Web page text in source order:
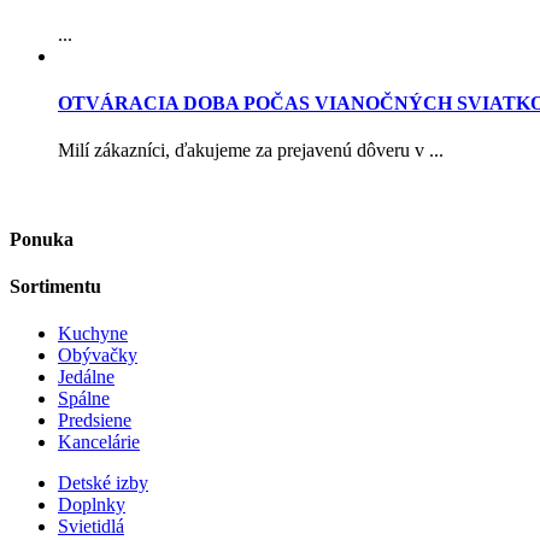
...
OTVÁRACIA DOBA POČAS VIANOČNÝCH
Milí zákazníci, ďakujeme za prejavenú dôveru v ...
Ponuka
Sortimentu
Kuchyne
Obývačky
Jedálne
Spálne
Predsiene
Kancelárie
Detské izby
Doplnky
Svietidlá